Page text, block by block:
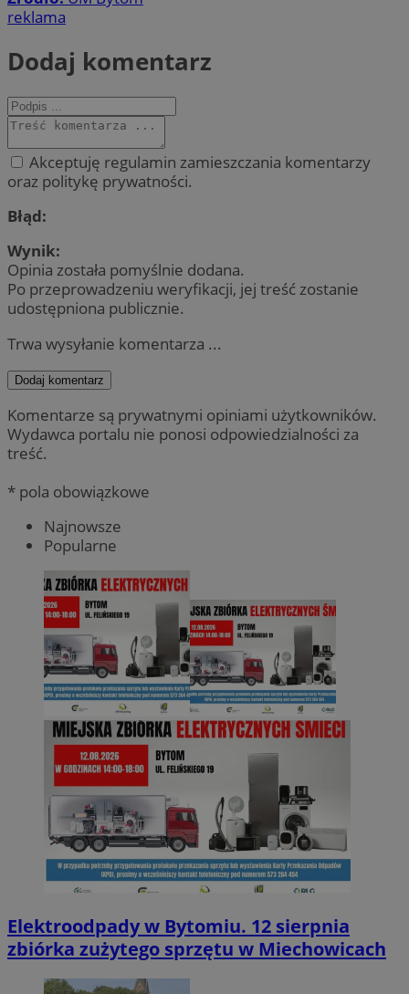
reklama
Dodaj komentarz
Akceptuję regulamin zamieszczania komentarzy
oraz politykę prywatności.
Błąd:
Wynik:
Opinia została pomyślnie dodana.
Po przeprowadzeniu weryfikacji, jej treść zostanie
udostępniona publicznie.
Trwa wysyłanie komentarza ...
Dodaj komentarz
Komentarze są prywatnymi opiniami użytkowników.
Wydawca portalu nie ponosi odpowiedzialności za
treść.
* pola obowiązkowe
Najnowsze
Popularne
Elektroodpady w Bytomiu. 12 sierpnia
zbiórka zużytego sprzętu w Miechowicach